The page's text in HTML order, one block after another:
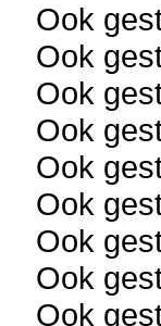
Ook
Ook
Ook
Ook
Ook
Ook
Ook
Ook
Ook